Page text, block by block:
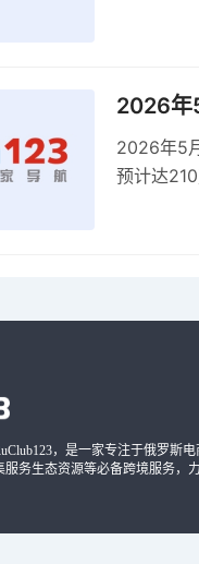
2026年
2026年5
预计达
，是一家专注于俄罗斯
务生态资源等必备跨境服务，